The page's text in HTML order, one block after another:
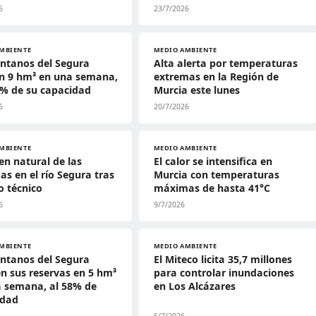
23/7/2026
del Segura
9 hm³ en una semana,
de su capacidad
MEDIO AMBIENTE
Alta alerta por temperaturas
extremas en la Región de
Murcia este lunes
20/7/2026
natural de las
en el río Segura tras
técnico
MEDIO AMBIENTE
El calor se intensifica en
Murcia con temperaturas
máximas de hasta 41°C
9/7/2026
del Segura
sus reservas en 5 hm³
semana, al 58% de
MEDIO AMBIENTE
El Miteco licita 35,7 millones
para controlar inundaciones
en Los Alcázares